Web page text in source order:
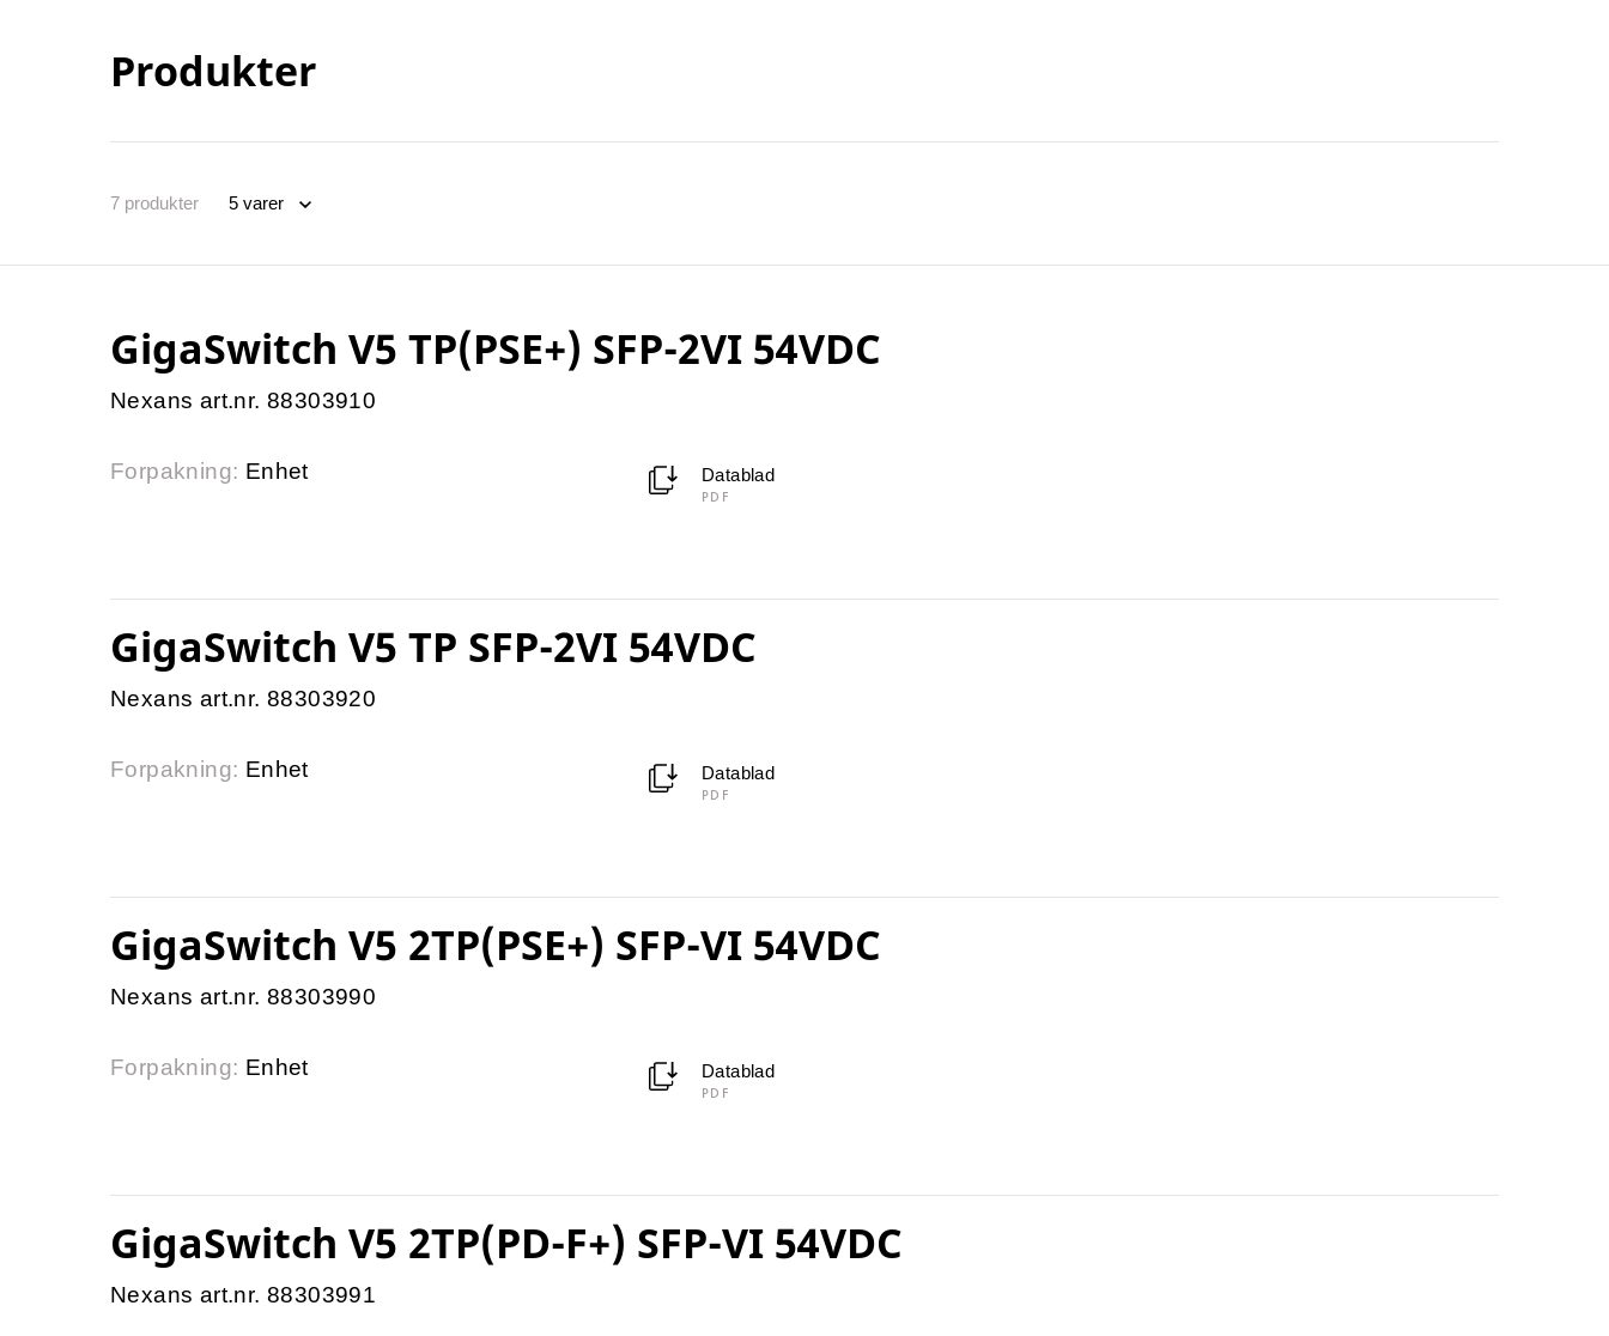
Produkter
7 produkter
GigaSwitch V5 TP(PSE+) SFP-2VI 54VDC
Nexans art.nr. 88303910
Forpakning: Enhet Datablad
PDF
GigaSwitch V5 TP SFP-2VI 54VDC
Nexans art.nr. 88303920
Forpakning: Enhet Datablad
PDF
GigaSwitch V5 2TP(PSE+) SFP-VI 54VDC
Nexans art.nr. 88303990
Forpakning: Enhet Datablad
PDF
GigaSwitch V5 2TP(PD-F+) SFP-VI 54VDC
Nexans art.nr. 88303991